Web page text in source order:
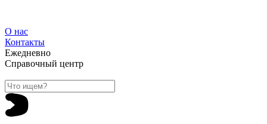
О нас
Контакты
Ежедневно
Справочный центр